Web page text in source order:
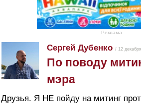
Реклама
Сергей Дубенко / 12
По поводу
мэра
Друзья. Я НЕ пойду на митинг